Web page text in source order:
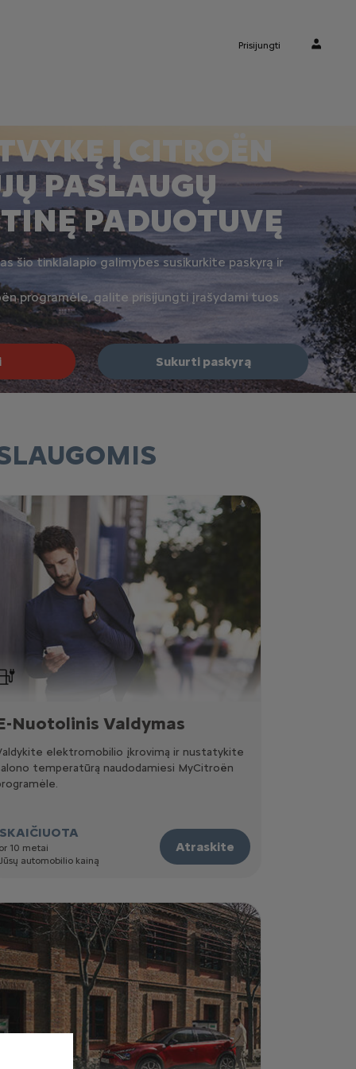
Prisijungti
Į CITROËN
PASLAUGŲ
PADUOTUVĘ
šio tinklalapio galimybes susikurkite paskyrą ir
programėle, galite prisijungti įrašydami tuos
Sukurti paskyrą
Nuotolinis Valdymas
elektromobilio įkrovimą ir nustatykite
temperatūrą naudodamiesi MyCitroën
ĮSKAIČIUOTA
10 metai
automobilio kainą
Atraskite